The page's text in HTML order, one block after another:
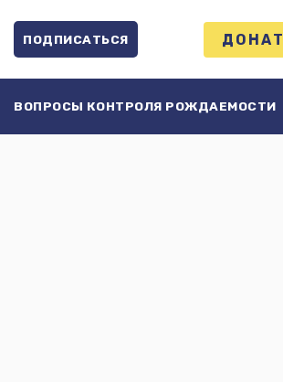
ПОДПИСАТЬСЯ ДОНАТ
ВОПРОСЫ КОНТРОЛЯ РОЖДАЕМОСТИ